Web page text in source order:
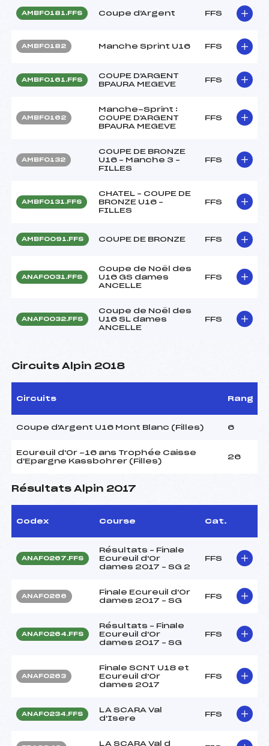
AMBF0181.FFS Coupe d'Argent FFS
AMBF0182 Manche Sprint U16 FFS
AMBF0161.FFS
COUPE D'ARGENT
BPAURA MEGEVE
FFS
AMBF0162
Manche-Sprint :
COUPE D'ARGENT
BPAURA MEGEVE
FFS
AMBF0132
COUPE DE BRONZE
U16 – Manche 3 –
FILLES
FFS
AMBF0131.FFS
CHATEL – COUPE DE
BRONZE U16 –
FILLES
FFS
AMBF0091.FFS COUPE DE BRONZE FFS
ANAF0031.FFS
Coupe de Noël des
U16 GS dames
ANCELLE
FFS
ANAF0032.FFS
Coupe de Noël des
U16 SL dames
ANCELLE
FFS
Circuits Alpin 2018
Circuits Rang
Coupe d'Argent U16 Mont Blanc (Filles) 6
Ecureuil d'Or -16 ans Trophée Caisse
d'Epargne Kassbohrer (Filles)
26
Résultats Alpin 2017
Codex Course Cat.
ANAF0267.FFS
Résultats – Finale
Ecureuil d'Or
dames 2017 – SG 2
FFS
ANAF0266
Finale Ecureuil d'Or
dames 2017 – SG
FFS
ANAF0264.FFS
Résultats – Finale
Ecureuil d'Or
dames 2017 – SG
FFS
ANAF0263
Finale SCNT U18 et
Ecureuil d'Or
dames 2017
FFS
ANAF0234.FFS
LA SCARA Val
d'Isere
FFS
LA SCARA Val d